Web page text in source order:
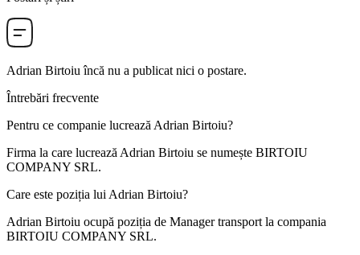
Adrian Birtoiu încă nu a publicat nici o postare.
Întrebări frecvente
Pentru ce companie lucrează Adrian Birtoiu?
Firma la care lucrează Adrian Birtoiu se numește BIRTOIU
COMPANY SRL.
Care este poziția lui Adrian Birtoiu?
Adrian Birtoiu ocupă poziția de Manager transport la compania
BIRTOIU COMPANY SRL.